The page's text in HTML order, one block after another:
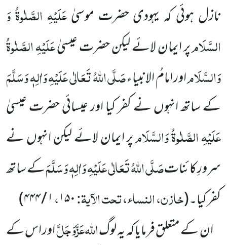
نازل ہوئی کہ یہودی حضرت موسیٰعَلَیْہِ الصَّلٰوۃُ وَ
السَّلَامپر ایمان لائے لیکن حضرت عیسیٰعَلَیْہِ الصَّلٰوۃُ
وَالسَّلَاماور امامُ الانبیاءصَلَّی اللہُ تَعَالٰی عَلَیْہِ وَاٰلِہٖ وَسَلَّمَ
کے ساتھ انہوں نے کفر کیا اور عیسائی حضرت عیسیٰ
عَلَیْہِ الصَّلٰوۃُ وَالسَّلَامپر ایمان لائے لیکن انہوں نے
سرورِ کائناتصَلَّی اللہُ تَعَالٰی عَلَیْہِ وَاٰلِہٖ وَسَلَّمَکے ساتھ
کفر کیا۔(خازن، النساء، تحت الآیۃ:۱۵۰،۱ / ۴۴۴
)
ان کے متعلق فرمایا کہ یہ لوگاللہعَزَّوَجَلَّاور اس کے